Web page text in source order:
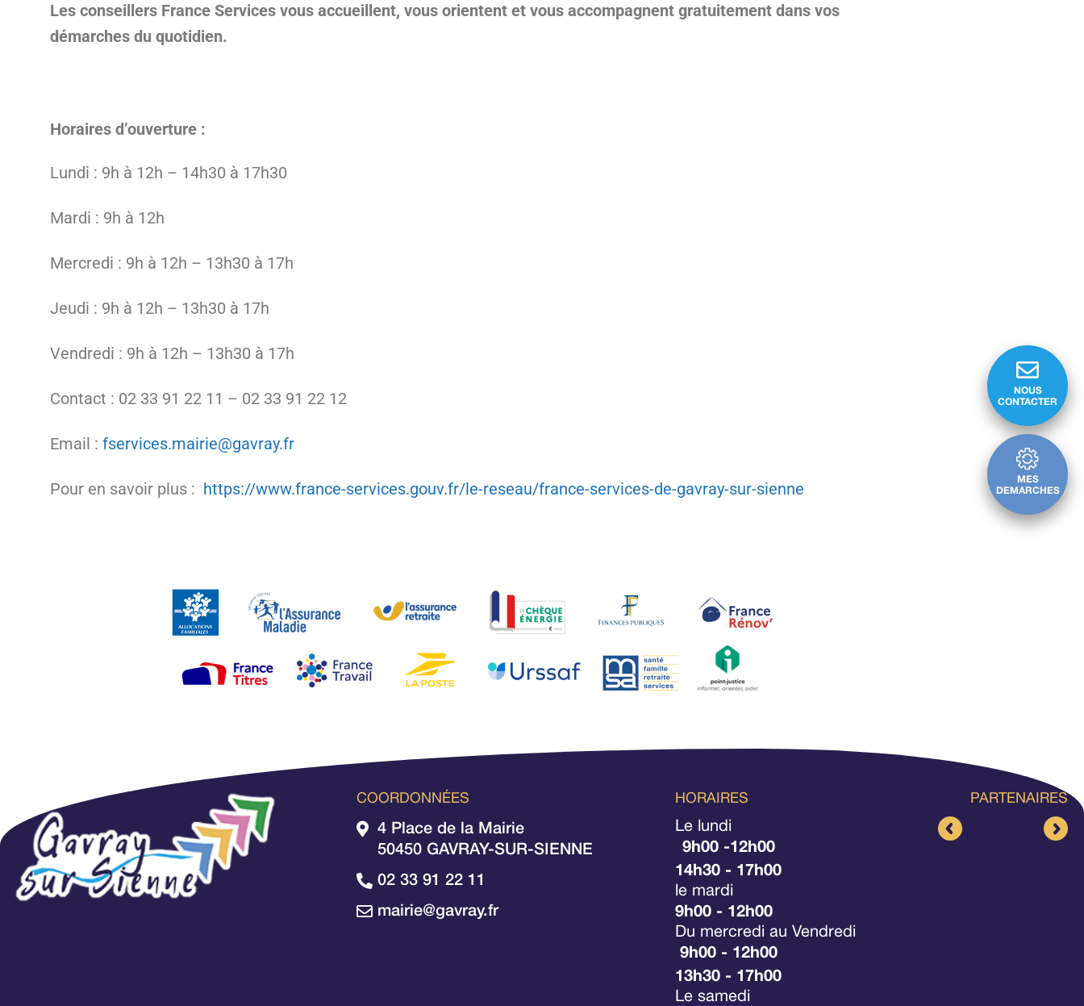
NOUS
CONTACTER
MES
DEMARCHES
Les conseillers France Services vous accueillent, vous orientent et vous accompagnent gratuitement dans vos
démarches du quotidien.
Horaires d’ouverture :
Lundi : 9h à 12h – 14h30 à 17h30
Mardi : 9h à 12h
Mercredi : 9h à 12h – 13h30 à 17h
Jeudi : 9h à 12h – 13h30 à 17h
Vendredi : 9h à 12h – 13h30 à 17h
Contact : 02 33 91 22 11 – 02 33 91 22 12
Email : fservices.mairie@gavray.fr
Pour en savoir plus : https://www.france-services.gouv.fr/le-reseau/france-services-de-gavray-sur-sienne
COORDONNÉES
4 Place de la Mairie
50450 GAVRAY-SUR-SIENNE
02 33 91 22 11
mairie@gavray.fr
HORAIRES
Le lundi
9h00 -12h00
14h30 - 17h00
le mardi
9h00 - 12h00
Du mercredi au Vendredi
9h00 - 12h00
13h30 - 17h00
Le samedi
PARTENAIRES